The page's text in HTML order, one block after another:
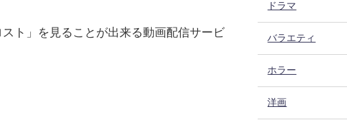
ト」を見ることが出来る動画配信サービ
ドラマ
バラエティ
ホラー
洋画